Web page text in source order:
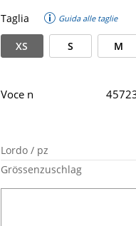
Taglia Guida alle taglie
XS S M
Lordo / pz
Grössenzuschlag
Voce n